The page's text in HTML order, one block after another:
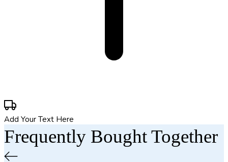
Add Your Text Here
Frequently Bought Together